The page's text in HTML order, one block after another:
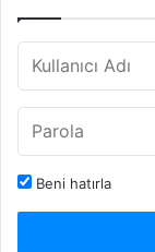
Beni hatırla